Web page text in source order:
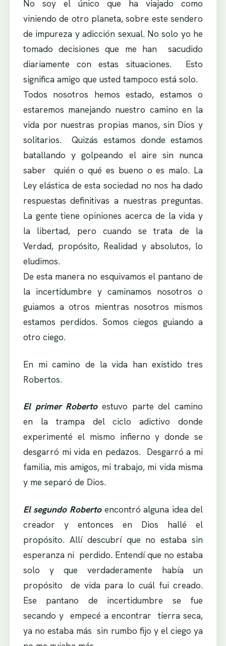
No soy el único que ha viajado como
viniendo de otro planeta, sobre este sendero
de impureza y adicción sexual. No solo yo he
tomado decisiones que me han sacudido
diariamente con estas situaciones. Esto
significa amigo que usted tampoco está solo.
Todos nosotros hemos estado, estamos o
estaremos manejando nuestro camino en la
vida por nuestras propias manos, sin Dios y
solitarios. Quizás estamos donde estamos
batallando y golpeando el aire sin nunca
saber quién o qué es bueno o es malo. La
Ley elástica de esta sociedad no nos ha dado
respuestas definitivas a nuestras preguntas.
La gente tiene opiniones acerca de la vida y
la libertad, pero cuando se trata de la
Verdad, propósito, Realidad y absolutos, lo
eludimos.
De esta manera no esquivamos el pantano de
la incertidumbre y caminamos nosotros o
guiamos a otros mientras nosotros mismos
estamos perdidos. Somos ciegos guiando a
otro ciego.
En mi camino de la vida han existido tres
Robertos.
El primer Robertoestuvo parte del camino
en la trampa del ciclo adictivo donde
experimenté el mismo infierno y donde se
desgarró mi vida en pedazos. Desgarró a mi
familia, mis amigos, mi trabajo, mi vida misma
y me separó de Dios.
El segundo Robertoencontró alguna idea del
creador y entonces en Dios hallé el
propósito. Allí descubrí que no estaba sin
esperanza ni perdido. Entendí que no estaba
solo y que verdaderamente había un
propósito de vida para lo cuál fui creado.
Ese pantano de incertidumbre se fue
secando y empecé a encontrar tierra seca,
ya no estaba más sin rumbo fijo y el ciego ya